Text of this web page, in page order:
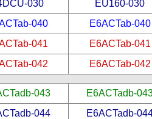
030
EU160-030
040
E6ACTab-040
041
E6ACTab-041
042 E6ACTab-042
043
E6ACTadb-
044
E6ACTadb-